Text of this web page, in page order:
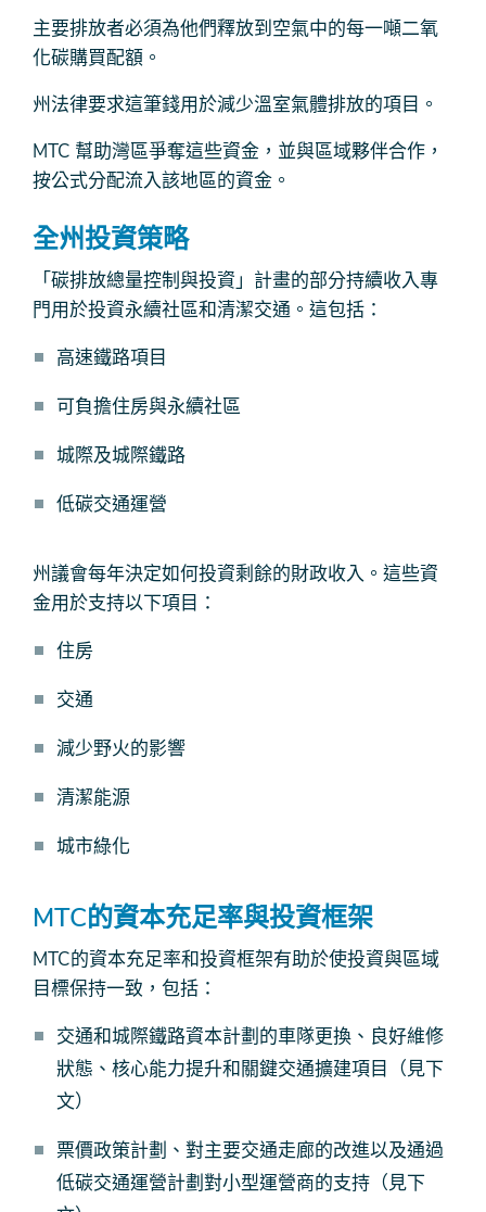
主要排放者必須為他們釋放到空氣中的每一噸二氧
化碳購買配額。
州法律要求這筆錢用於減少溫室氣體排放的項目。
MTC 幫助灣區爭奪這些資金，並與區域夥伴合作，
按公式分配流入該地區的資金。
全州投資策略
「碳排放總量控制與投資」計畫的部分持續收入專
門用於投資永續社區和清潔交通。這包括：
高速鐵路項目
可負擔住房與永續社區
城際及城際鐵路
低碳交通運營
州議會每年決定如何投資剩餘的財政收入。這些資
金用於支持以下項目：
住房
交通
減少野火的影響
清潔能源
城市綠化
MTC的資本充足率與投資框架
MTC的資本充足率和投資框架有助於使投資與區域
目標保持一致，包括：
交通和城際鐵路資本計劃的車隊更換、良好維修
狀態、核心能力提升和關鍵交通擴建項目（見下
文）
票價政策計劃、對主要交通走廊的改進以及通過
低碳交通運營計劃對小型運營商的支持（見下